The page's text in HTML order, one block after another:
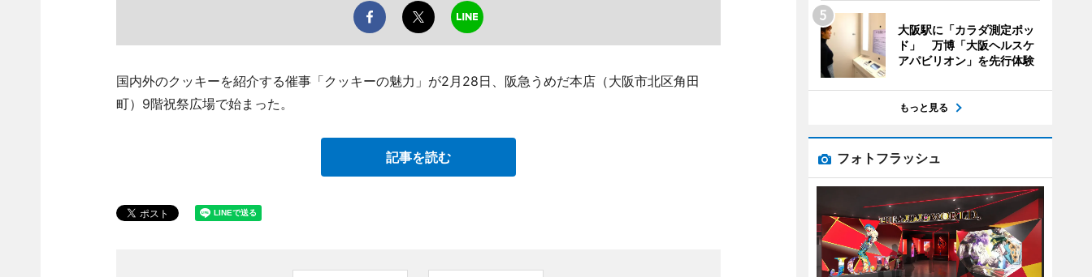
国内外のクッキーを紹介する催事「クッキーの魅力」が2月28日、阪急うめだ本店（大阪市北区角田
町）9階祝祭広場で始まった。
記事を読む
大阪駅に「カラダ測定ポッ
ド」 万博「大阪ヘルスケ
アパビリオン」を先行体験
もっと見る
フォトフラッシュ